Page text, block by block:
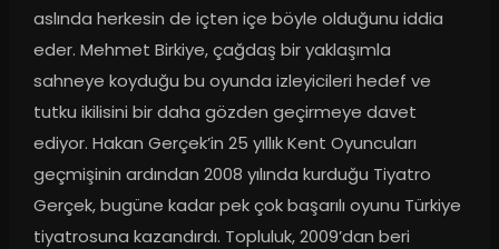
aslında herkesin de içten içe böyle olduğunu iddia
eder. Mehmet Birkiye, çağdaş bir yaklaşımla
sahneye koyduğu bu oyunda izleyicileri hedef ve
tutku ikilisini bir daha gözden geçirmeye davet
ediyor. Hakan Gerçek’in 25 yıllık Kent Oyuncuları
geçmişinin ardından 2008 yılında kurduğu Tiyatro
Gerçek, bugüne kadar pek çok başarılı oyunu Türkiye
tiyatrosuna kazandırdı. Topluluk, 2009’dan beri